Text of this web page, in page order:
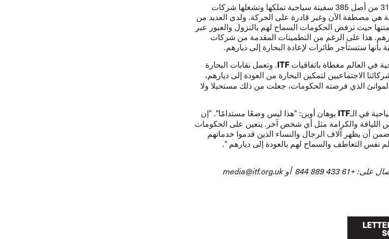
تشير التقديرات إلى أن حوالي 314 من أصل 385 سفينة سياحية تملكها وتشغلها شركات
هي مصطفة الآن وغير قادرة على الحركة. ولدى العديد من
حيث ترفض الحكومات السماح لهم بالنزول والعبور عبر
هذا على الرغم من التطمينات المقدمة من شركات
ستستأجر طائرات لإعادة البحارة إلى ديارهم.
ITF. وتعمل نقابات البحارة
الاجتماعيين لتمكين البحارة من العودة إلى ديارهم،
الذي فرضته الحكومات، جعلت من ذلك مستحيلا ولا
في الـITF يوهان أوين: "هذا ليس وضعًا مستدامًا". "إن
اللياقة والكرامة مثل أي شخص آخر. يتعين على الحكومات
أن يظهر آلاف الرجال والنساء الذين قدموا خدماتهم
نفس التعاطف والسماح لهم بالعودة إلى ديارهم ".
على: +61 433 889 844 أوmedia@itf.org.uk